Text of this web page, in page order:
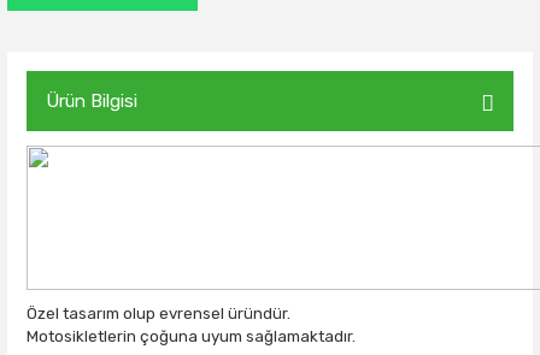
Ürün Bilgisi
Özel tasarım olup evrensel üründür.
Motosikletlerin çoğuna uyum sağlamaktadır.